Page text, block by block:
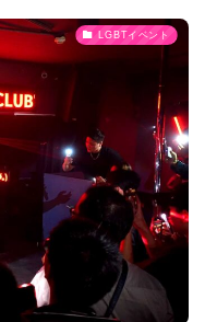
LGBTイベント